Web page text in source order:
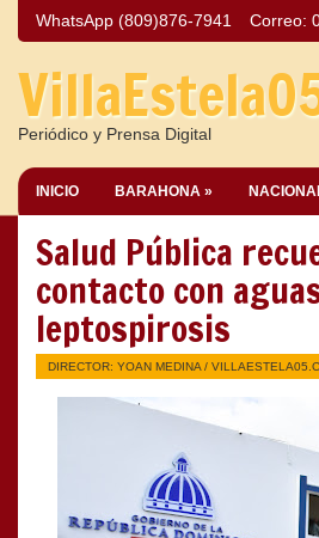
WhatsApp (809)876-7941 Correo:
Periódico y Prensa Digital
INICIO BARAHONA »
Salud Pública
contacto con
leptospirosis
DIRECTOR: YOAN MEDINA /